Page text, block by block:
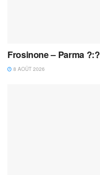
Frosinone – Parma ?:?
8 AOÛT 2026